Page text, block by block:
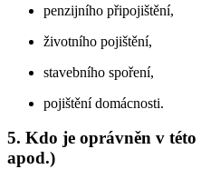
penzijního připojištění,
životního pojištění,
stavebního spoření,
pojištění domácnosti.
5. Kdo je oprávněn v
apod.)